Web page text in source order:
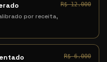
por receita,
R$ 12.000
R$ 6.000